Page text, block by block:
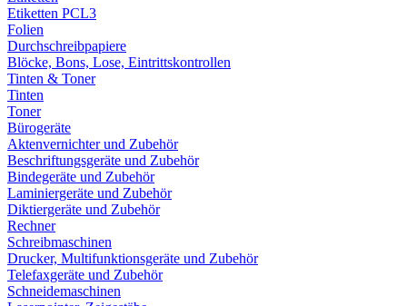
Etiketten PCL3
Folien
Durchschreibpapiere
Blöcke, Bons, Lose, Eintrittskontrollen
Tinten & Toner
Tinten
Toner
Bürogeräte
Aktenvernichter und Zubehör
Beschriftungsgeräte und Zubehör
Bindegeräte und Zubehör
Laminiergeräte und Zubehör
Diktiergeräte und Zubehör
Rechner
Schreibmaschinen
Drucker, Multifunktionsgeräte und Zubehör
Telefaxgeräte und Zubehör
Schneidemaschinen